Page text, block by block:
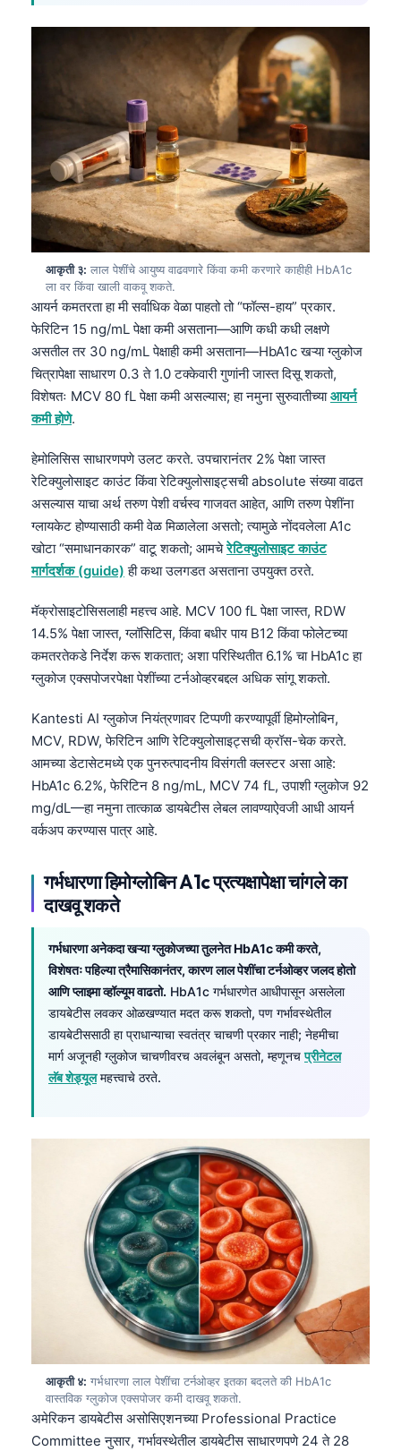
आकृती ३: लाल पेशींचे आयुष्य वाढवणारे किंवा कमी करणारे काहीही HbA1c
ला वर किंवा खाली वाकवू शकते.
आयर्न कमतरता हा मी सर्वाधिक वेळा पाहतो तो “फॉल्स-हाय” प्रकार.
फेरिटिन 15 ng/mL पेक्षा कमी असताना—आणि कधी कधी लक्षणे
असतील तर 30 ng/mL पेक्षाही कमी असताना—HbA1c खऱ्या ग्लुकोज
चित्रापेक्षा साधारण 0.3 ते 1.0 टक्केवारी गुणांनी जास्त दिसू शकतो,
विशेषतः MCV 80 fL पेक्षा कमी असल्यास; हा नमुना सुरुवातीच्याआयर्न
कमी होणे.
हेमोलिसिस साधारणपणे उलट करते. उपचारानंतर 2% पेक्षा जास्त
रेटिक्युलोसाइट काउंट किंवा रेटिक्युलोसाइट्सची absolute संख्या वाढत
असल्यास याचा अर्थ तरुण पेशी वर्चस्व गाजवत आहेत, आणि तरुण पेशींना
ग्लायकेट होण्यासाठी कमी वेळ मिळालेला असतो; त्यामुळे नोंदवलेला A1c
खोटा “समाधानकारक” वाटू शकतो; आमचेरेटिक्युलोसाइट काउंट
मार्गदर्शक (guide) ही कथा उलगडत असताना उपयुक्त ठरते.
मॅक्रोसाइटोसिसलाही महत्त्व आहे. MCV 100 fL पेक्षा जास्त, RDW
14.5% पेक्षा जास्त, ग्लॉसिटिस, किंवा बधीर पाय B12 किंवा फोलेटच्या
कमतरतेकडे निर्देश करू शकतात; अशा परिस्थितीत 6.1% चा HbA1c हा
ग्लुकोज एक्सपोजरपेक्षा पेशींच्या टर्नओव्हरबद्दल अधिक सांगू शकतो.
Kantesti AI ग्लुकोज नियंत्रणावर टिप्पणी करण्यापूर्वी हिमोग्लोबिन,
MCV, RDW, फेरिटिन आणि रेटिक्युलोसाइट्सची क्रॉस-चेक करते.
आमच्या डेटासेटमध्ये एक पुनरुत्पादनीय विसंगती क्लस्टर असा आहे:
HbA1c 6.2%, फेरिटिन 8 ng/mL, MCV 74 fL, उपाशी ग्लुकोज 92
mg/dL—हा नमुना तात्काळ डायबेटीस लेबल लावण्याऐवजी आधी आयर्न
वर्कअप करण्यास पात्र आहे.
गर्भधारणा हिमोग्लोबिन A1c प्रत्यक्षापेक्षा चांगले का
दाखवू शकते
गर्भधारणा अनेकदा खऱ्या ग्लुकोजच्या तुलनेत HbA1c कमी करते,
विशेषतः पहिल्या त्रैमासिकानंतर, कारण लाल पेशींचा टर्नओव्हर जलद होतो
आणि प्लाझ्मा व्हॉल्यूम वाढतो. HbA1c गर्भधारणेत आधीपासून असलेला
डायबेटीस लवकर ओळखण्यात मदत करू शकतो, पण गर्भावस्थेतील
डायबेटीससाठी हा प्राधान्याचा स्वतंत्र चाचणी प्रकार नाही; नेहमीचा
मार्ग अजूनही ग्लुकोज चाचणीवरच अवलंबून असतो, म्हणूनचप्रीनेटल
लॅब शेड्यूलमहत्त्वाचे ठरते.
आकृती ४: गर्भधारणा लाल पेशींचा टर्नओव्हर इतका बदलते की HbA1c
वास्तविक ग्लुकोज एक्सपोजर कमी दाखवू शकतो.
अमेरिकन डायबेटीस असोसिएशनच्या Professional Practice
Committee नुसार, गर्भावस्थेतील डायबेटीस साधारणपणे 24 ते 28